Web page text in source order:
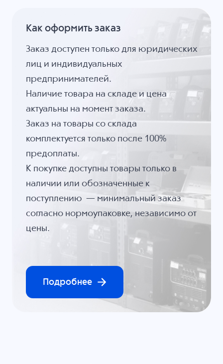
Как оформить заказ
Заказ доступен только для юридических
лиц и индивидуальных
предпринимателей.
Наличие товара на складе и цена
актуальны на момент заказа.
Заказ на товары со склада
комплектуется только после 100%
предоплаты.
К покупке доступны товары только в
наличии или обозначенные к
поступлению — минимальный заказ
согласно нормоупаковке, независимо от
цены.
Подробнее